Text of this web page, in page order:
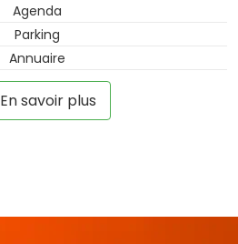
Agenda
Parking
Annuaire
En savoir plus